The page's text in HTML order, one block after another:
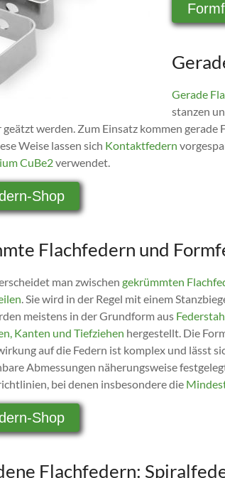
Gerade
stanzen
geätzt werden. Zum Einsatz kommen
Weise lassen sich Kontaktfedern
CuBe2verwendet.
Shop
Flachfedern und
man zwischen gekrümmten
. Sie wird in der Regel mit einem
meistens in der Grundform aus
Kanten und Tiefziehen hergestellt. Die
auf die Federn ist komplex und lässt
Abmessungen näherungsweise
bei denen insbesondere die
Shop
Flachfedern: